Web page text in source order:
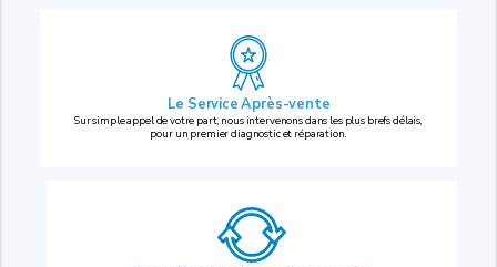
Le Service Après-vente
Sur simple appel de votre part, nous intervenons dans les plus brefs délais,
pour un premier diagnostic et réparation.